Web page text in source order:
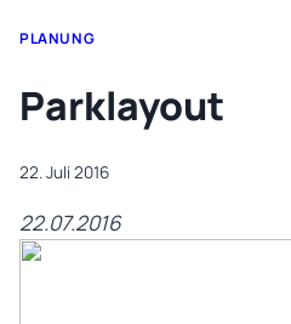
PLANUNG
Parklayout
22. Juli 2016
22.07.2016